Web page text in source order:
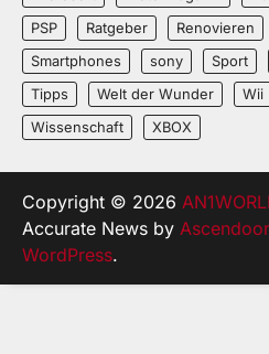
PSP
Ratgeber Renovieren
Smartphones
sony Sport
Tipps
Welt der Wunder Wii
Wissenschaft
XBOX
Copyright © 2026
Accurate News by Ascendoor
WordPress.